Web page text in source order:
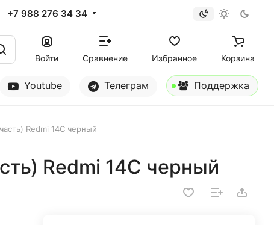
+7 988 276 34 34
Войти Сравнение Избранное Корзина
Youtube Телеграм Поддержка
Redmi 14C черный
Redmi 14C черный